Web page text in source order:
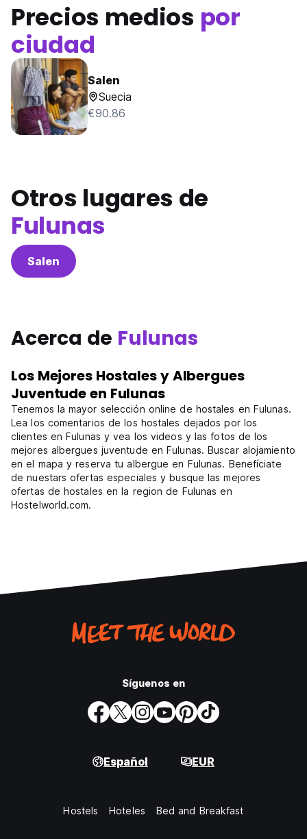
Precios medios por
ciudad
Salen
Suecia
€90.86
Otros lugares de
Fulunas
Salen
Acerca de Fulunas
Los Mejores Hostales y Albergues
Juventude en Fulunas
Tenemos la mayor selección online de hostales en Fulunas.
Lea los comentarios de los hostales dejados por los
clientes en Fulunas y vea los videos y las fotos de los
mejores albergues juventude en Fulunas. Buscar alojamiento
en el mapa y reserva tu albergue en Fulunas. Benefíciate
de nuestars ofertas especiales y busque las mejores
ofertas de hostales en la region de Fulunas en
Hostelworld.com.
Síguenos en
Español EUR
Hostels Hoteles Bed and Breakfast